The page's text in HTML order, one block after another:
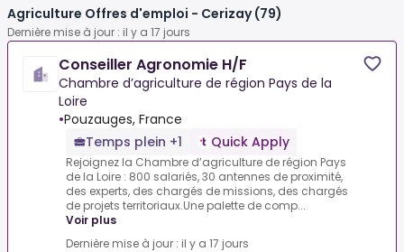
Agriculture Offres d'emploi - Cerizay (79)
Dernière mise à jour : il y a 17 jours
Conseiller Agronomie H/F
Chambre d’agriculture de région Pays de la
Loire
•Pouzauges, France
Temps plein +1
Quick Apply
Rejoignez la Chambre d’agriculture de région Pays
de la Loire : 800 salariés, 30 antennes de proximité,
des experts, des chargés de missions, des chargés
de projets territoriaux.Une palette de comp...
Voir plus
Dernière mise à jour : il y a 17 jours